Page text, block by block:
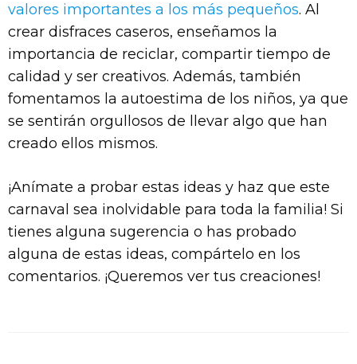
valores importantes a los más pequeños. Al
crear disfraces caseros, enseñamos la
importancia de reciclar, compartir tiempo de
calidad y ser creativos. Además, también
fomentamos la autoestima de los niños, ya que
se sentirán orgullosos de llevar algo que han
creado ellos mismos.
¡Anímate a probar estas ideas y haz que este
carnaval sea inolvidable para toda la familia! Si
tienes alguna sugerencia o has probado
alguna de estas ideas, compártelo en los
comentarios. ¡Queremos ver tus creaciones!